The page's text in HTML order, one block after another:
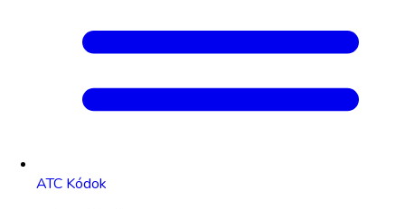
ATC Kódok